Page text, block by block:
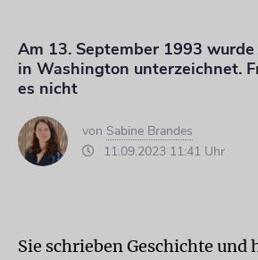
Am 13. September 1993
in Washington unterzeichnet.
es nicht
von Sabine Brandes
11.09.2023 11:41 Uhr
Sie schrieben Geschichte und